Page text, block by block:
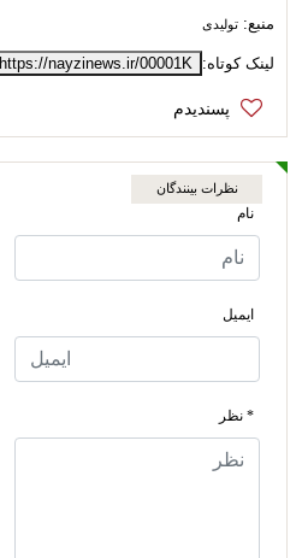
منبع: تولیدی
لینک کوتاه: https://nayzinews.ir/00001K
نظرات بینندگان
نام
ایمیل
* نظر